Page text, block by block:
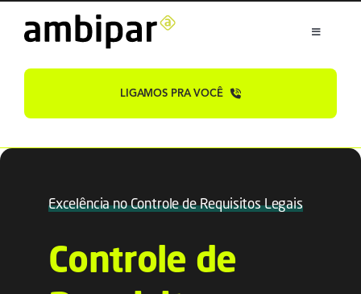
Toggle
Home
LIGAMOS PRA VOCÊ
Excelência no Controle de Requisitos Legais
Controle de